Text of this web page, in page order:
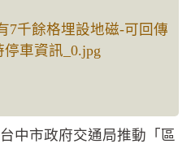
中市政府交通局推動「區